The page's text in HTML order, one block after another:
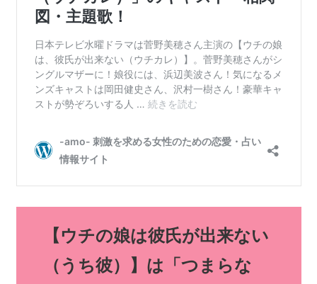
【ウチの娘は彼氏が出来ない
（うち彼）】は「つまらな